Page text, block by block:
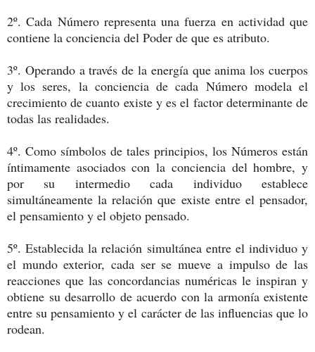
2º. Cada Número representa una fuerza en actividad que
contiene la conciencia del Poder de que es atributo.
3º. Operando a través de la energía que anima los cuerpos
y los seres, la conciencia de cada Número modela el
crecimiento de cuanto existe y es el factor determinante de
todas las realidades.
4º. Como símbolos de tales principios, los Números están
íntimamente asociados con la conciencia del hombre, y
por su intermedio cada individuo establece
simultáneamente la relación que existe entre el pensador,
el pensamiento y el objeto pensado.
5º. Establecida la relación simultánea entre el individuo y
el mundo exterior, cada ser se mueve a impulso de las
reacciones que las concordancias numéricas le inspiran y
obtiene su desarrollo de acuerdo con la armonía existente
entre su pensamiento y el carácter de las influencias que lo
rodean.